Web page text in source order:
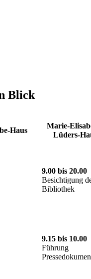
Blick
Haus
Marie-
Lüders-
9.00 bis 20.00
Besichtigung
Bibliothek
9.15 bis 10.00
Führung